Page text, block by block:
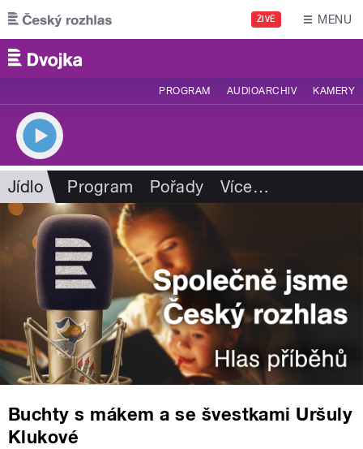
Přejít k hlavnímu obsahu
ŽIVĚ MENU
PROGRAM AUDIOARCHIV KAMERY
Jídlo Program Pořady Více…
Buchty s mákem a se švestkami Uršuly
Klukové